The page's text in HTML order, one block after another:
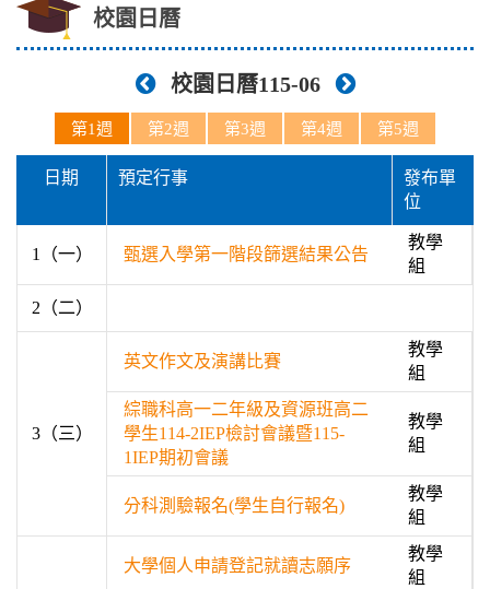
校園日曆
校園日曆115-06
第1週 第2週 第3週 第4週 第5週
日期 預定行事
發布單
位
1（一） 甄選入學第一階段篩選結果公告
教學
組
2（二）
3（三）
英文作文及演講比賽
教學
組
綜職科高一二年級及資源班高二
學生114-2IEP檢討會議暨115-
1IEP期初會議
教學
組
分科測驗報名(學生自行報名)
教學
組
大學個人申請登記就讀志願序
教學
組